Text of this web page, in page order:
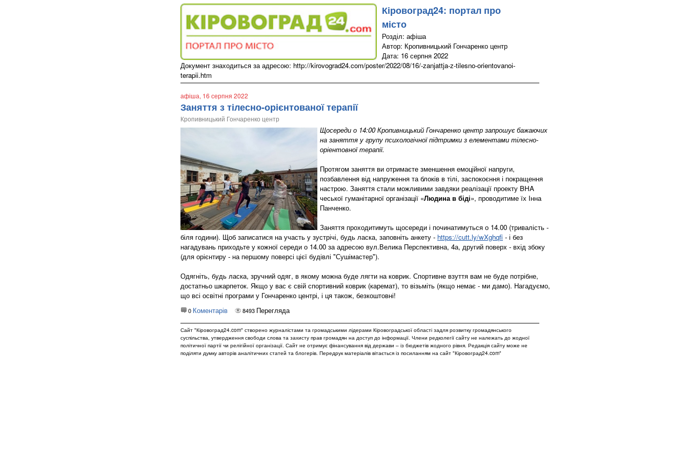
Кіровоград24: портал про
місто
Розділ: афіша
Автор: Кропивницький Гончаренко центр
Дата: 16 серпня 2022
Документ знаходиться за адресою: http://kirovograd24.com/poster/2022/08/16/-zanjattja-z-tilesno-orientovanoi-
terapii.htm
афіша, 16 серпня 2022
​Заняття з тілесно-орієнтованої терапії
Кропивницький Гончаренко центр
Щосереди о 14:00 Кропивницький Гончаренко центр запрошує бажаючих
на заняття у групу психологічної підтримки з елементами тілесно-
оріентовної терапії.​
​Протягом заняття ви отримаєте зменшення емоційної напруги,
позбавлення від напруження та блоків в тілі, заспокоєння і покращення
настрою. Заняття стали можливими завдяки реалізації проекту BHA
чеської гуманітарної організації «Людина в біді», проводитиме їх Інна
Панченко.
​Заняття проходитимуть щосереди і починатимуться о 14.00 (тривалість -
біля години). Щоб записатися на участь у зустрічі, будь ласка, заповніть анкету - https://cutt.ly/wXghqfi - і без
нагадувань приходьте у кожної середи о 14.00 за адресою вул.Велика Перспективна, 4а, другий поверх - вхід збоку
(для орієнтиру - на першому поверсі цієї будівлі "Сушімастер").
​Одягніть, будь ласка, зручний одяг, в якому можна буде лягти на коврик. Спортивне взуття вам не буде потрібне,
достатньо шкарпеток. Якщо у вас є свій спортивний коврик (каремат), то візьміть (якщо немає - ми дамо). Нагадуємо,
що всі освітні програми у Гончаренко центрі, і ця також, безкоштовні!
0 Коментарів 8493 Перегляда
Сайт "Кіровоград24.com" створено журналістами та громадськими лідерами Кіровоградської області задля розвитку громадянського
суспільства, утвердження свободи слова та захисту прав громадян на доступ до інформації. Члени редколегії сайту не належать до жодної
політичної партії чи релігійної організації. Сайт не отримує фінансування від держави – із бюджетів жодного рівня. Редакція сайту може не
поділяти думку авторів аналітичних статей та блогерів. Передрук матеріалів вітається із посиланням на сайт "Кіровоград24.com"